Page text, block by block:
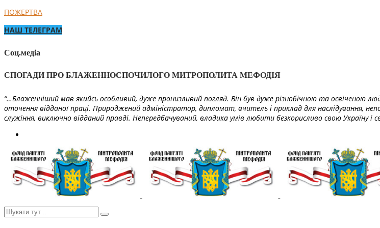
ПОЖЕРТВА
НАШ ТЕЛЕГРАМ
Соц.медіа
СПОГАДИ ПРО БЛАЖЕННОСПОЧИЛОГО МИТРОПОЛИТА МЕФОДІЯ
“…Блаженніший мав якийсь особливий, дуже пронизливий погляд. Він був дуже різнобічною та освіченою
оточення відданої праці. Природжений адміністратор, дипломат, вчитель і приклад для наслідування,
служіння, виключно відданий правді. Непередбачуваний, владика умів любити безкорисливо свою Україну і